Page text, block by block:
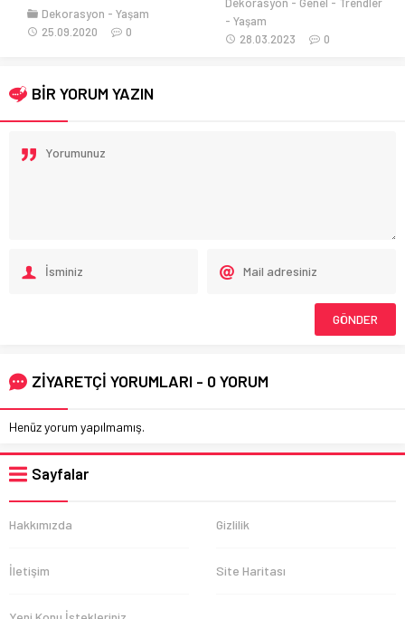
Dekorasyon
Yaşam
25.09.2020
0
Yaşam
28.03.2023
0
BİR YORUM YAZIN
ZİYARETÇİ YORUMLARI - 0 YORUM
Henüz yorum yapılmamış.
Sayfalar
Hakkımızda Gizlilik
İletişim Site Haritası